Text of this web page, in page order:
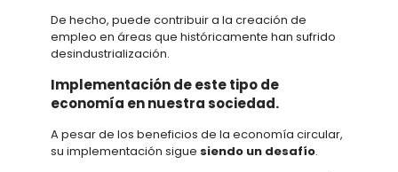
De hecho, puede contribuir a la creación de
empleo en áreas que históricamente han sufrido
desindustrialización.
Implementación de este tipo de
economía en nuestra sociedad.
A pesar de los beneficios de la economía circular,
su implementación sigue siendo un desafío.